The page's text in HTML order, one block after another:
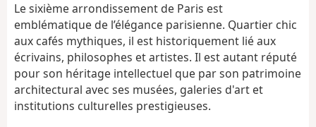
g
t
i
Le sixième arrondissement de Paris est
emblématique de l’élégance parisienne. Quartier chic
aux cafés mythiques, il est historiquement lié aux
écrivains, philosophes et artistes. Il est autant réputé
pour son héritage intellectuel que par son patrimoine
architectural avec ses musées, galeries d'art et
institutions culturelles prestigieuses.